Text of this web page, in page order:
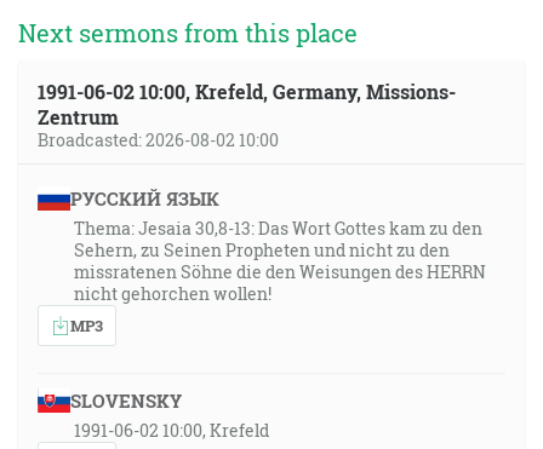
Next sermons from this place
1991-06-02 10:00, Krefeld, Germany, Missions-
Zentrum
Broadcasted: 2026-08-02 10:00
РУССКИЙ ЯЗЫК
Thema: Jesaia 30,8-13: Das Wort Gottes kam zu den
Sehern, zu Seinen Propheten und nicht zu den
missratenen Söhne die den Weisungen des HERRN
nicht gehorchen wollen!
MP3
SLOVENSKY
1991-06-02 10:00, Krefeld